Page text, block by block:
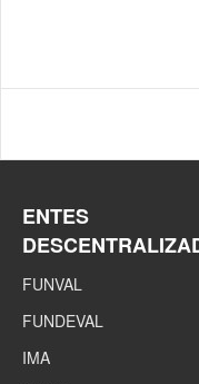
ENTES
FUNVAL
FUNDEVAL
IMA